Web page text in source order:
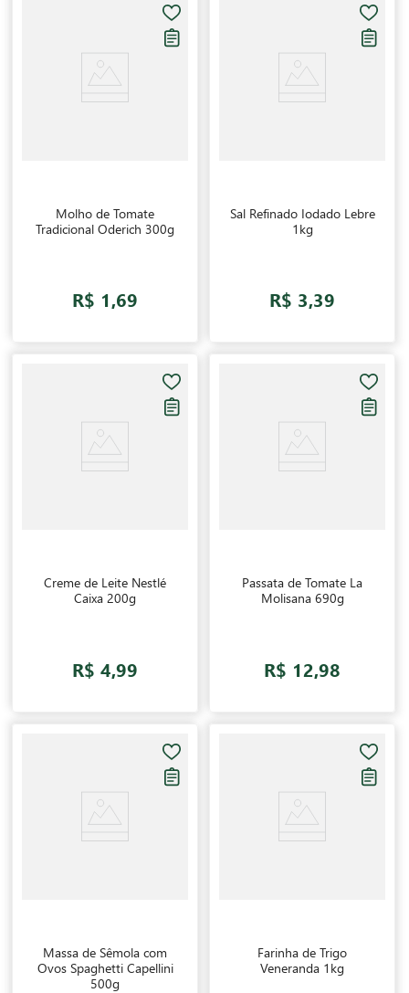
Molho de Tomate
Tradicional Oderich 300g
R$ 1,69
Sal Refinado Iodado Lebre
1kg
R$ 3,39
Creme de Leite Nestlé
Caixa 200g
R$ 4,99
Passata de Tomate La
Molisana 690g
R$ 12,98
Massa de Sêmola com
Ovos Spaghetti Capellini
500g
Farinha de Trigo
Veneranda 1kg